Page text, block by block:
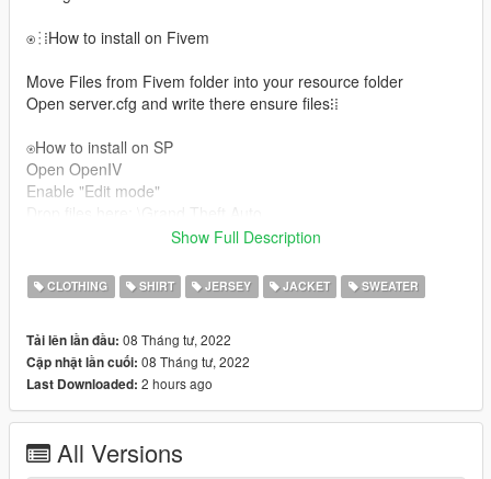
⍟⁝⁞How to install on Fivem
Move Files from Fivem folder into your resource folder
Open server.cfg and write there ensure files⁝⁞
⍟How to install on SP
Open OpenIV
Enable "Edit mode"
GTAV/Mods/x64v.rpf/Models/cdimages/streamedpedsmp.rpf/m
For more help here is my discord -->
Сабрина#3333/Xandox#9999 ◾▪
Show Full Description
CLOTHING SHIRT JERSEY JACKET SWEATER
Tải lên lần đầu: 08 Tháng tư, 2022
Cập nhật lần cuối: 08 Tháng tư, 2022
Last Downloaded: 2 hours ago
All Versions